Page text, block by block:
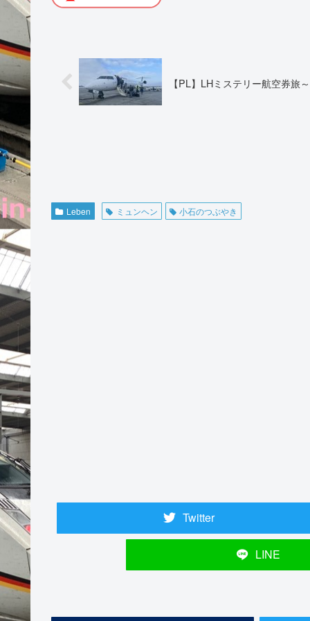
【PL】LHミステリー航空券旅
Leben ミュンヘン 小石のつぶやき
Twitter
LINE